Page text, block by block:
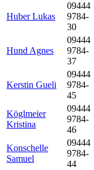
Huber Lukas
09444
9784-
30
Hund Agnes
09444
9784-
37
Kerstin Gueli
09444
9784-
45
Köglmeier
Kristina
09444
9784-
46
Konschelle
Samuel
09444
9784-
44